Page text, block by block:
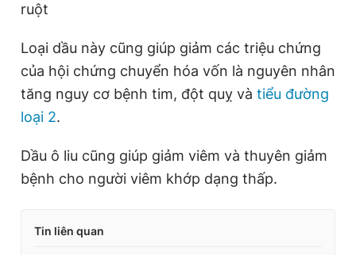
ruột
Loại dầu này cũng giúp giảm các triệu chứng
của hội chứng chuyển hóa vốn là nguyên nhân
tăng nguy cơ bệnh tim, đột quỵ và tiểu đường
loại 2.
Dầu ô liu cũng giúp giảm viêm và thuyên giảm
bệnh cho người viêm khớp dạng thấp.
Tin liên quan